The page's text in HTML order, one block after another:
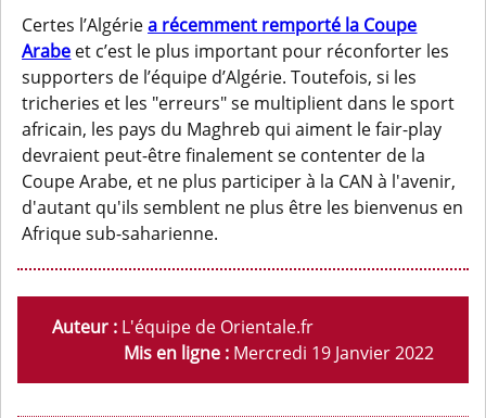
Certes l’Algériea récemment remporté la Coupe
Arabe et c’est le plus important pour réconforter les
supporters de l’équipe d’Algérie. Toutefois, si les
tricheries et les "erreurs" se multiplient dans le sport
africain, les pays du Maghreb qui aiment le fair-play
devraient peut-être finalement se contenter de la
Coupe Arabe, et ne plus participer à la CAN à l'avenir,
d'autant qu'ils semblent ne plus être les bienvenus en
Afrique sub-saharienne.
Auteur : L'équipe de Orientale.fr
Mis en ligne : Mercredi 19 Janvier 2022